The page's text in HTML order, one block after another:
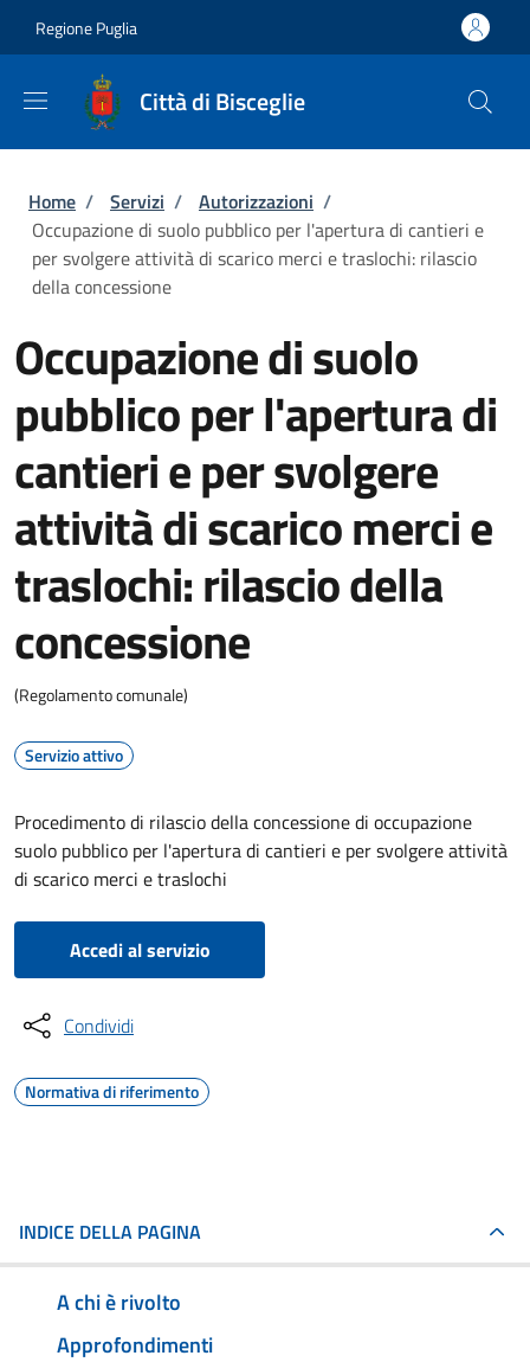
Regione Puglia
Città di Bisceglie
Briciole di pane
Home / Servizi / Autorizzazioni /
Occupazione di suolo pubblico per l'apertura di cantieri e
per svolgere attività di scarico merci e traslochi: rilascio
della concessione
Occupazione di suolo
pubblico per l'apertura di
cantieri e per svolgere
attività di scarico merci e
traslochi: rilascio della
concessione
(Regolamento comunale)
Servizio attivo
Procedimento di rilascio della concessione di occupazione
suolo pubblico per l'apertura di cantieri e per svolgere attività
di scarico merci e traslochi
Accedi al servizio
Condividi
Normativa di riferimento
INDICE DELLA PAGINA
A chi è rivolto
Approfondimenti